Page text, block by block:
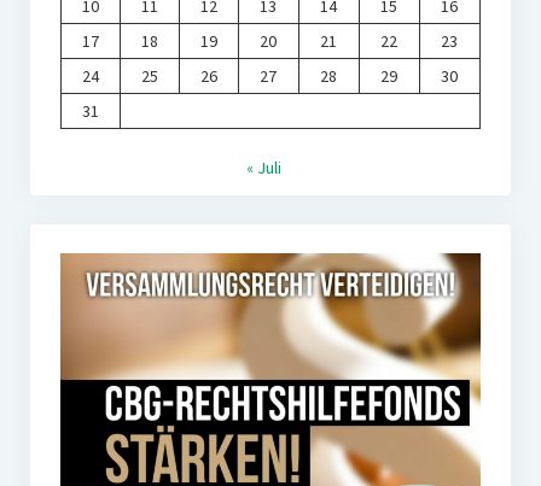
10 11 12 13 14 15
16
17
18 19 20 21 22
23
24
25 26 27 28 29
30
31
« Juli